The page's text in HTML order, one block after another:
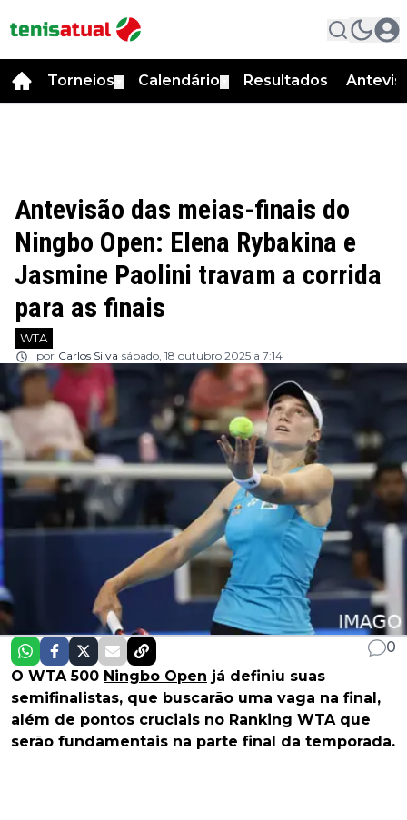
Torneios Calendário Resultados
Antevisão das meias-finais do
Ningbo Open: Elena Rybakina e
Jasmine Paolini travam a corrida
para as finais
WTA
por Carlos Silva sábado, 18 outubro 2025 a 7:14
0
O WTA 500 Ningbo Open já definiu suas
semifinalistas, que buscarão uma vaga na final,
além de pontos cruciais no Ranking WTA que
serão fundamentais na parte final da temporada.